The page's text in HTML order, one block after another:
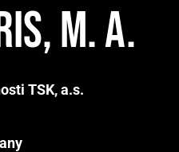
M. A.
TSK, a.s.